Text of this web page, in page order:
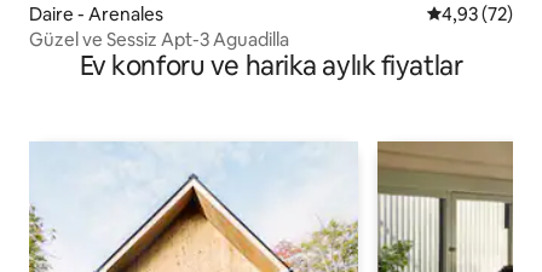
Daire - Arenales 5 üzerinden
4,93 (72)
Güzel ve Sessiz Apt-3 Aguadilla
Ev konforu ve harika aylık fiyatlar